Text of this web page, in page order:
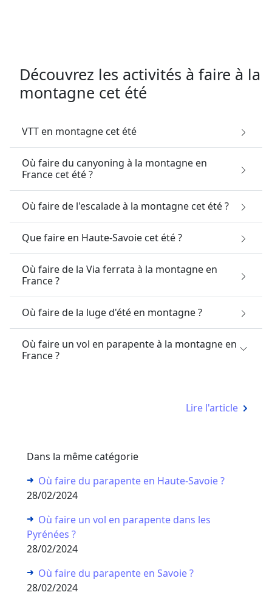
Découvrez les activités à faire à la
montagne cet été
VTT en montagne cet été
Où faire du canyoning à la montagne en
France cet été ?
Où faire de l'escalade à la montagne cet été ?
Que faire en Haute-Savoie cet été ?
Où faire de la Via ferrata à la montagne en
France ?
Où faire de la luge d'été en montagne ?
Où faire un vol en parapente à la montagne en
France ?
Lire l'article
Dans la même catégorie
Où faire du parapente en Haute-Savoie ?
28/02/2024
Où faire un vol en parapente dans les
Pyrénées ?
28/02/2024
Où faire du parapente en Savoie ?
28/02/2024